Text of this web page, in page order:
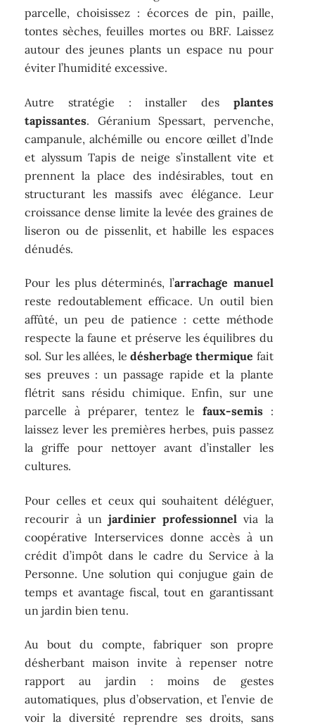
parcelle, choisissez : écorces de pin, paille,
tontes sèches, feuilles mortes ou BRF. Laissez
autour des jeunes plants un espace nu pour
éviter l’humidité excessive.
Autre stratégie : installer des plantes
tapissantes. Géranium Spessart, pervenche,
campanule, alchémille ou encore œillet d’Inde
et alyssum Tapis de neige s’installent vite et
prennent la place des indésirables, tout en
structurant les massifs avec élégance. Leur
croissance dense limite la levée des graines de
liseron ou de pissenlit, et habille les espaces
dénudés.
Pour les plus déterminés, l’arrachage manuel
reste redoutablement efficace. Un outil bien
affûté, un peu de patience : cette méthode
respecte la faune et préserve les équilibres du
sol. Sur les allées, le désherbage thermique fait
ses preuves : un passage rapide et la plante
flétrit sans résidu chimique. Enfin, sur une
parcelle à préparer, tentez le faux-semis:
laissez lever les premières herbes, puis passez
la griffe pour nettoyer avant d’installer les
cultures.
Pour celles et ceux qui souhaitent déléguer,
recourir à un jardinier professionnel via la
coopérative Interservices donne accès à un
crédit d’impôt dans le cadre du Service à la
Personne. Une solution qui conjugue gain de
temps et avantage fiscal, tout en garantissant
un jardin bien tenu.
Au bout du compte, fabriquer son propre
désherbant maison invite à repenser notre
rapport au jardin : moins de gestes
automatiques, plus d’observation, et l’envie de
voir la diversité reprendre ses droits, sans